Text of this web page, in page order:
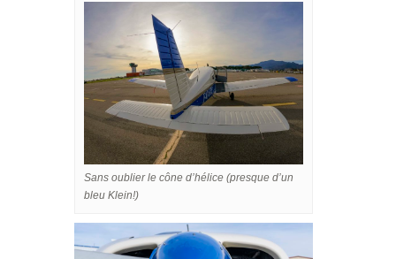
Sans oublier le cône d’hélice (presque d’un
bleu Klein!)